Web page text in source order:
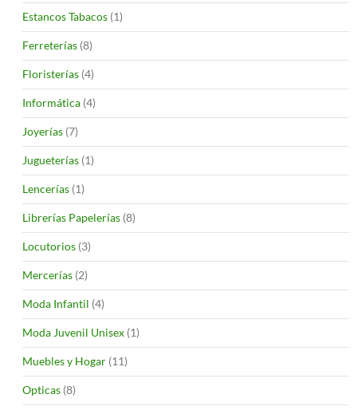
Estancos Tabacos (1)
Ferreterías (8)
Floristerías (4)
Informática (4)
Joyerías (7)
Jugueterías (1)
Lencerías (1)
Librerías Papelerías (8)
Locutorios (3)
Mercerías (2)
Moda Infantil (4)
Moda Juvenil Unisex (1)
Muebles y Hogar (11)
Opticas (8)